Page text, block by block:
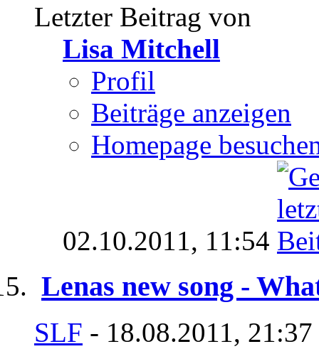
Letzter Beitrag von
Lisa Mitchell
Profil
Beiträge anzeigen
Homepage
02.10.2011, 11:54
Lenas new song -
SLF - 18.08.2011,